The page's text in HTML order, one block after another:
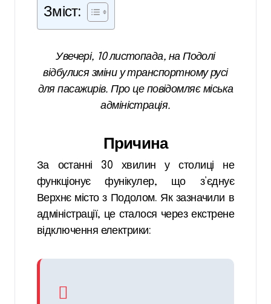
Зміст:
Увечері, 10 листопада, на Подолі
відбулися зміни у транспортному русі
для пасажирів. Про це повідомляє міська
адміністрація.
Причина
За останні 30 хвилин у столиці не
функціонує фунікулер, що з’єднує
Верхнє місто з Подолом. Як зазначили в
адміністрації, це сталося через екстрене
відключення електрики: